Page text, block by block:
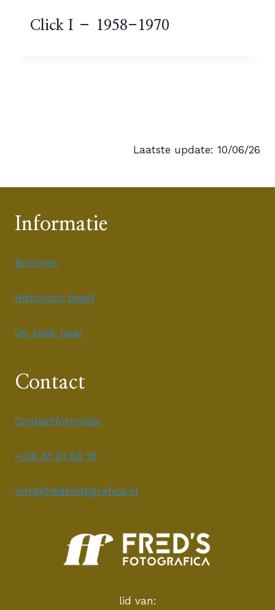
Click I – 1958-1970
Laatste update: 10/06/26
Informatie
Bronnen
Historisch besef
Op zoek naar
Contact
Contactformulier
+316 81 81 68 19
info@fredsfotografica.nl
lid van: